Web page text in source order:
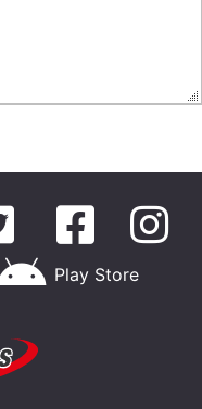
Play Store